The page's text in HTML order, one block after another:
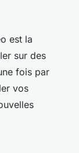
est la
sur des
fois par
vos